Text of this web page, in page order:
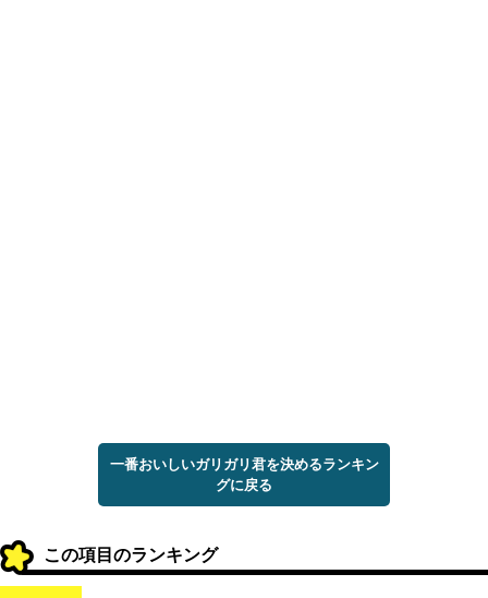
一番おいしいガリガリ君を決めるランキン
グに戻る
この項目のランキング